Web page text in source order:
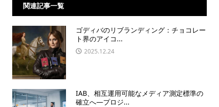
関連記事一覧
ゴディバのリブランディング：チョコレー
ト界のアイコ...
2025.12.24
IAB、相互運用可能なメディア測定標準の
確立へ—プロジ...